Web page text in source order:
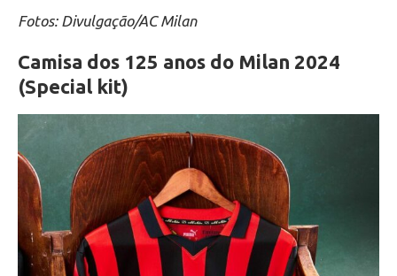
Fotos: Divulgação/AC Milan
Camisa dos 125 anos do Milan 2024
(Special kit)